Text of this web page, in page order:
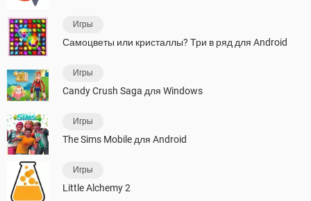
Игры
Самоцветы или кристаллы? Три в ряд для Android
Игры
Candy Crush Saga для Windows
Игры
The Sims Mobile для Android
Игры
Little Alchemy 2